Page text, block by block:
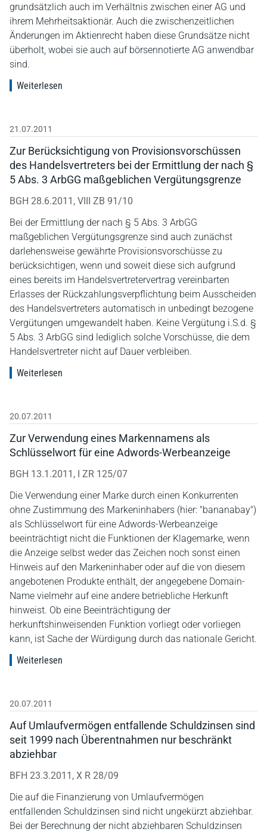
grundsätzlich auch im Verhältnis zwischen einer AG und
ihrem Mehrheitsaktionär. Auch die zwischenzeitlichen
Änderungen im Aktienrecht haben diese Grundsätze nicht
überholt, wobei sie auch auf börsennotierte AG anwendbar
sind.
Weiterlesen
21.07.2011
Zur Berücksichtigung von Provisionsvorschüssen
des Handelsvertreters bei der Ermittlung der nach §
5 Abs. 3 ArbGG maßgeblichen Vergütungsgrenze
BGH 28.6.2011, VIII ZB 91/10
Bei der Ermittlung der nach § 5 Abs. 3 ArbGG
maßgeblichen Vergütungsgrenze sind auch zunächst
darlehensweise gewährte Provisionsvorschüsse zu
berücksichtigen, wenn und soweit diese sich aufgrund
eines bereits im Handelsvertretervertrag vereinbarten
Erlasses der Rückzahlungsverpflichtung beim Ausscheiden
des Handelsvertreters automatisch in unbedingt bezogene
Vergütungen umgewandelt haben. Keine Vergütung i.S.d. §
5 Abs. 3 ArbGG sind lediglich solche Vorschüsse, die dem
Handelsvertreter nicht auf Dauer verbleiben.
Weiterlesen
20.07.2011
Zur Verwendung eines Markennamens als
Schlüsselwort für eine Adwords-Werbeanzeige
BGH 13.1.2011, I ZR 125/07
Die Verwendung einer Marke durch einen Konkurrenten
ohne Zustimmung des Markeninhabers (hier: "bananabay")
als Schlüsselwort für eine Adwords-Werbeanzeige
beeinträchtigt nicht die Funktionen der Klagemarke, wenn
die Anzeige selbst weder das Zeichen noch sonst einen
Hinweis auf den Markeninhaber oder auf die von diesem
angebotenen Produkte enthält, der angegebene Domain-
Name vielmehr auf eine andere betriebliche Herkunft
hinweist. Ob eine Beeinträchtigung der
herkunftshinweisenden Funktion vorliegt oder vorliegen
kann, ist Sache der Würdigung durch das nationale Gericht.
Weiterlesen
20.07.2011
Auf Umlaufvermögen entfallende Schuldzinsen sind
seit 1999 nach Überentnahmen nur beschränkt
abziehbar
BFH 23.3.2011, X R 28/09
Die auf die Finanzierung von Umlaufvermögen
entfallenden Schuldzinsen sind nicht ungekürzt abziehbar.
Bei der Berechnung der nicht abziehbaren Schuldzinsen